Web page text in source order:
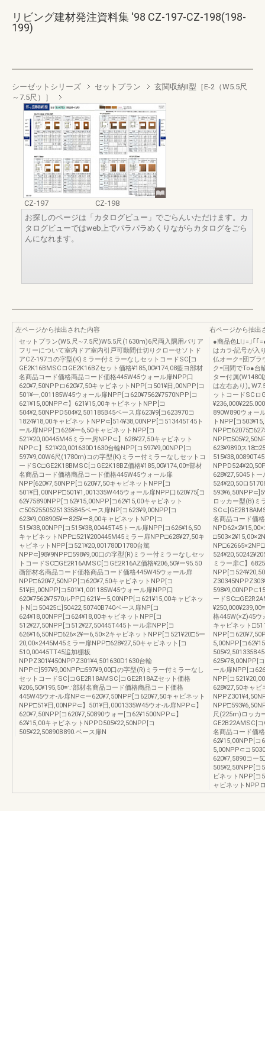
リビング建材発注資料集 '98 CZ-197-CZ-198(198-
199)
シーゼットシリーズ セットプラン
玄関収納II型［E-2（W5.5尺
～7.5尺）］
CZ-197
CZ-198
お探しのページは「カタログビュー」でごらんいただけます。カ
タログビューではweb上でパラパラめくりながらカタログをごら
んになれます。
左ページから抽出された内容
セットプラン(W5.尺∼7.5尺)W5.5尺(1630m)6尺両入隅用バリア
フリーについて室内ドア室内引戸可動間仕切りクローせソトド
アCZ-197コの字型(K)ミラー付ミラーなしセットコードSC[コ
GE2K16BMSCロGE2K16BZセット価格¥185,00¥174,08藍ヨ部材
名商品コード価格商品コード価格445W45ウォール扉NPP口
620¥7,50NPPロ620¥7,50キャビネットNPP[コ501¥日,00NPP[コ
501¥一,001185W45ウォール扉NPP[コ620¥7562¥7570NPP[コ
621¥15,00NPP⊂】621¥15,00キャビネットNPP[コ
504¥2,50NPPD504¥2,501185B45ベース扉623¥9[コ623970コ
1824¥18,00キャビネットNPP⊂]514¥38,00NPP[コ513445T45ト
ール扉NPP[コ626¥ー6,50キャビネットNPP[コ
521¥20,00445M45ミラ一房NPP⊂】628¥27,50キャビネット
NPP⊂】521¥20,001630D1630台輪NPP[コ597¥9,00NPP[コ
597¥9,00W6尺(1780m)コの字型(K)ミラー付ミラーなしセットコ
ードSC□GE2K18BMSC[コGE2K18BZ価格¥185,00¥174,00≡部材
名商品コード価格商品コード価格445W45ウォール扉
NPP[620¥7,50NPP[コ620¥7,50キャビネットNPP[コ
501¥日,00NPP□501¥1,001335W445ウォール扉NPP口620¥75[コ
62¥75890NPP[コ62¥15,00NPP[コ62¥15,00キャビネット
⊂50525505251335845ベース扉NP[コ623¥9,00NPP[コ
623¥9,008905¥ー825¥ー8,00キャビネットNPP[コ
515¥38,00NPP[コ515¥38,00445T45トール扉NPP[コ626¥16,50
キャビネットNPP□521¥200445M45ミラー扉NPP□628¥27,50キ
ャビネットNPP[コ521¥20,001780D1780台篤
NPP⊂]98¥9NPP□598¥9,00口の字型(R)ミラー付ミラーなしセッ
トコードSC□GE2R16AMSC[コGE2R16AZ価格¥206,50¥ー95.50
画部材名商品コード価格商品コード価格445W45ウォール扉
NPP□620¥7,50NPP[コ620¥7,50キャビネットNPP[コ
51¥日,00NPP[コ501¥1,001185W45ウォール扉NPP口
620¥7562¥7570ルPP口621¥ー5,00NPP[コ621¥15,00キャビネッ
トN[コ50425⊂]50422,50740B740ベース扉NP[コ
624¥18,00NPP[コ624¥18,00キャビネットNPP[コ
512¥27,50NPP[コ512¥27,50445T445トール扉NPP[コ
626¥16,50NP□626×2¥ー6,50×2キャビネットNPP[コ521¥20□5ー
20,00×2445M45ミラー扉NPP□628¥27,50キャビネット[コ
510,00445TT45追加棚板
NPPZ301¥450NPPZ301¥4,501630D1630台輪
NPP⊂]597¥9,00NPP□597¥9,00口の字型(R)ミラー付ミラーなし
セットコードSC[コGE2R18AMSC[コGE2R18AZセット価格
¥206,50¥195,50≡∵部材名商品コード価格商品コード価格
445W45ウオ-ル扉NP⊂ー620¥7,50NPP[コ620¥7,50キャビネット
NPP□51¥日,00NPP⊂】501¥日,0001335W45ウオ-ル扉NPP⊂】
620¥7,50NPP[コ620¥7,50890ウォー[コ62¥1500NPP⊂】
62¥15,00キャビネットNPPD505¥22,50NPP[コ
505¥22,50890B890.ベース扉N
右ページから抽出
●商品色LI｣=｣｢｢
はカラ-記号が入
仏オーク=団ブラ
ク=回間でTo●台
ター付属(W1480
は左右あり)｡
ットコードSCロ
890W890ウォー
トNPP[コ
623¥9890ス
628¥27,5045ト
524¥20,50ロ
ロッカー型(B)ミ
名商品コード価
ミラー扉⊂】
NPP[コ
ード
格445W(×Z)45ウ
キャビネット
NPP[コ
5,00NPP[コ
625¥78,00NPP[
ール扉NPP[コ
NPP[コ
628¥27,50キャ
尺(225m)ロッカ
GE2B22AMSC[
名商品コード価
62¥15,00NPP[コ
5,00NPP⊂コ
620¥7,5890コー
505¥2,50NPP[コ
ビネットNPP[コ
ャビネットNPP